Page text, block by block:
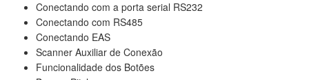
Conectando com a porta serial RS232
Conectando com RS485
Conectando EAS
Scanner Auxiliar de Conexão
Funcionalidade dos Botões